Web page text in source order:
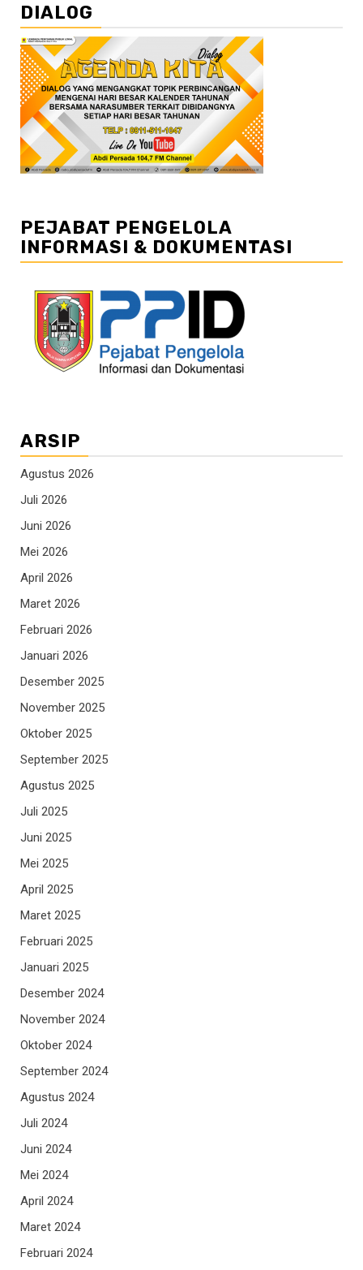
DIALOG
PEJABAT PENGELOLA
INFORMASI & DOKUMENTASI
ARSIP
Agustus 2026
Juli 2026
Juni 2026
Mei 2026
April 2026
Maret 2026
Februari 2026
Januari 2026
Desember 2025
November 2025
Oktober 2025
September 2025
Agustus 2025
Juli 2025
Juni 2025
Mei 2025
April 2025
Maret 2025
Februari 2025
Januari 2025
Desember 2024
November 2024
Oktober 2024
September 2024
Agustus 2024
Juli 2024
Juni 2024
Mei 2024
April 2024
Maret 2024
Februari 2024